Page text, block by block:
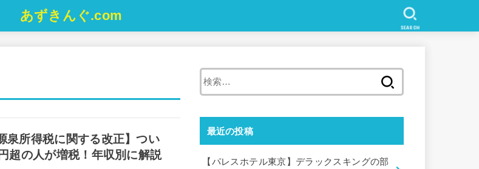
あずきんぐ.com
SEARCH
泉所得税に関する改正】つい
超の人が増税！年収別に解説
索
最近の投稿
【パレスホテル東京】デラックスキングの部